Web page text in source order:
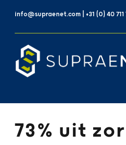
info@supraenet.com | +31 (0) 40 711
73% uit